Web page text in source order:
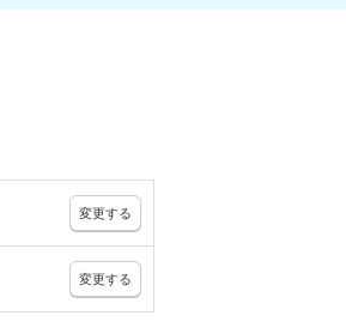
変更する
変更する